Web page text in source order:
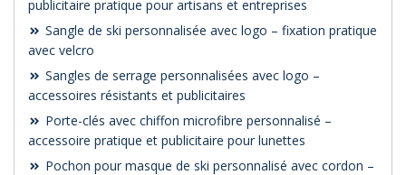
publicitaire pratique pour artisans et entreprises
Sangle de ski personnalisée avec logo – fixation pratique
avec velcro
Sangles de serrage personnalisées avec logo –
accessoires résistants et publicitaires
Porte-clés avec chiffon microfibre personnalisé –
accessoire pratique et publicitaire pour lunettes
Pochon pour masque de ski personnalisé avec cordon –